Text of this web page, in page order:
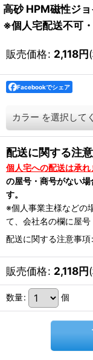
高砂 HPM磁性ジ
※個人宅配送不可
販売価格: 2,118円
Facebookでシェア
カラー を選択して
配送に関する注
個人宅への配送は承れ
の屋号・商号がない
す。
※個人事業主様などの
て、会社名の欄に屋号
配送に関する注意事項:
販売価格: 2,118円
数量: 個